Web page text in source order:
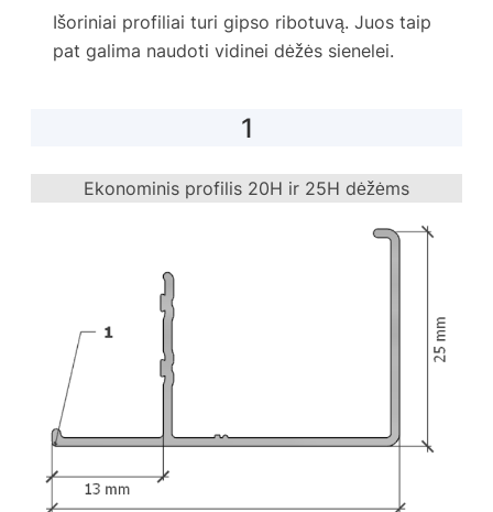
Išoriniai profiliai turi gipso ribotuvą. Juos taip
pat galima naudoti vidinei dėžės sienelei.
1
Ekonominis profilis 20H ir 25H dėžėms